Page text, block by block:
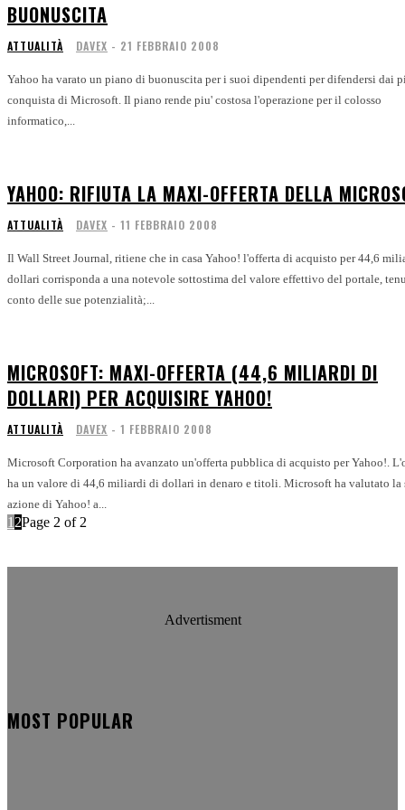
BUONUSCITA
ATTUALITÀ DAVEX - 21 FEBBRAIO 2008
Yahoo ha varato un piano di buonuscita per i suoi dipendenti per difendersi dai piani di
conquista di Microsoft. Il piano rende piu' costosa l'operazione per il colosso
informatico,...
YAHOO: RIFIUTA LA MAXI-OFFERTA DELLA
ATTUALITÀ DAVEX - 11 FEBBRAIO 2008
Il Wall Street Journal, ritiene che in casa Yahoo! l'offerta di acquisto per 44,6
dollari corrisponda a una notevole sottostima del valore effettivo del portale,
conto delle sue potenzialità;...
MICROSOFT: MAXI-OFFERTA (44,6 MILIARDI DI
DOLLARI) PER ACQUISIRE YAHOO!
ATTUALITÀ DAVEX - 1 FEBBRAIO 2008
Microsoft Corporation ha avanzato un'offerta pubblica di acquisto per Yahoo!.
ha un valore di 44,6 miliardi di dollari in denaro e titoli. Microsoft ha valutato la
azione di Yahoo! a...
1 2Page 2 of 2
Advertisment
MOST POPULAR